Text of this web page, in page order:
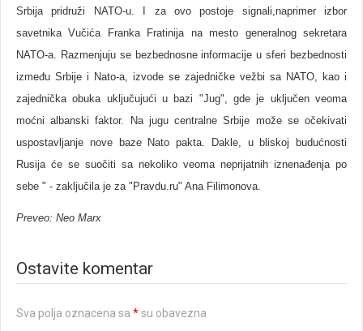
Srbija pridruži NATO-u. I za ovo postoje signali,naprimer izbor
savetnika Vučića Franka Fratinija na mesto generalnog sekretara
NATO-a. Razmenjuju se bezbednosne informacije u sferi bezbednosti
između Srbije i Nato-a, izvode se zajedničke vežbi sa NATO, kao i
zajednička obuka uključujući u bazi "Jug", gde je uključen veoma
moćni albanski faktor. Na jugu centralne Srbije može se očekivati
uspostavljanje nove baze Nato pakta. Dakle, u bliskoj budućnosti
Rusija će se suočiti sa nekoliko veoma neprijatnih iznenađenja po
sebe " - zaključila je za "Pravdu.ru" Ana Filimonova.
Preveo: Neo Marx
Ostavite komentar
Sva polja oznacena sa *su obavezna